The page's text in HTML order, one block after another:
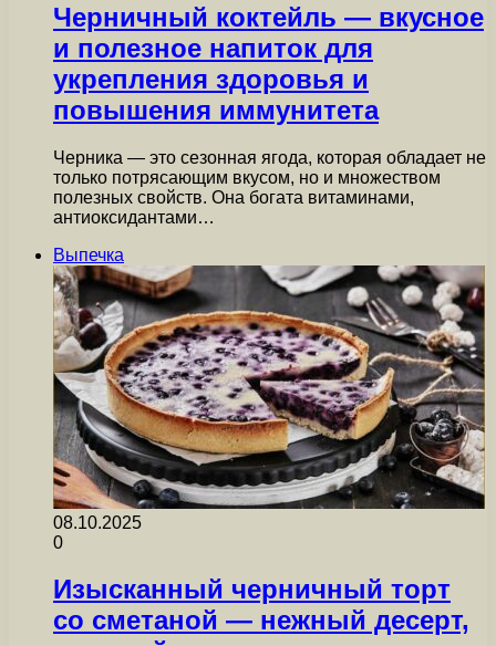
Черничный коктейль — вкусное
и полезное напиток для
укрепления здоровья и
повышения иммунитета
Черника — это сезонная ягода, которая обладает не
только потрясающим вкусом, но и множеством
полезных свойств. Она богата витаминами,
антиоксидантами…
Выпечка
08.10.2025
0
Изысканный черничный торт
со сметаной — нежный десерт,